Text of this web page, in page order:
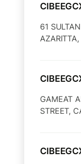
61
GAMEAT
STREET,